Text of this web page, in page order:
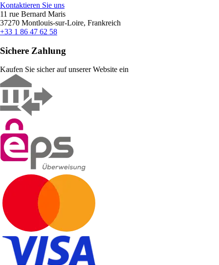
Kontaktieren Sie uns
11 rue Bernard Maris
37270 Montlouis-sur-Loire, Frankreich
+33 1 86 47 62 58
Sichere Zahlung
Kaufen Sie sicher auf unserer Website ein